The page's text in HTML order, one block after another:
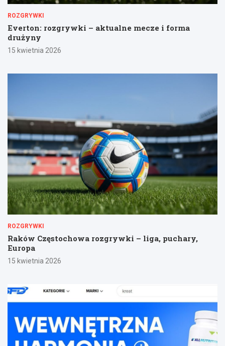
ROZGRYWKI
Everton: rozgrywki – aktualne mecze i forma
drużyny
15 kwietnia 2026
ROZGRYWKI
Raków Częstochowa rozgrywki – liga, puchary,
Europa
15 kwietnia 2026